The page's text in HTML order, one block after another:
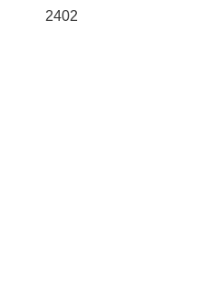
2402